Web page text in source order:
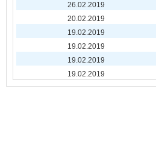
26.02.2019
20.02.2019
19.02.2019
19.02.2019
19.02.2019
19.02.2019